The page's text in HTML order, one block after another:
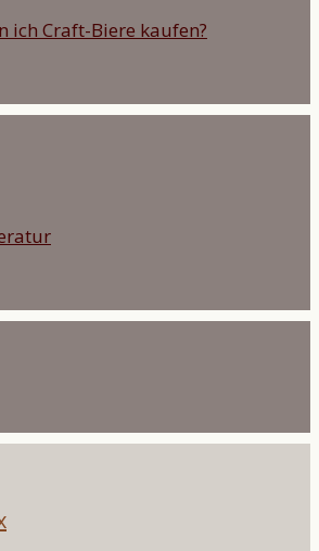
ich Craft-Biere kaufen?